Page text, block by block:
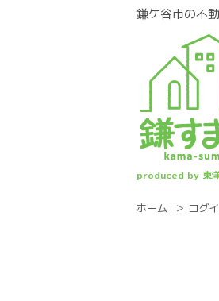
鎌ケ谷市の不
produced by 東
ホーム ログ